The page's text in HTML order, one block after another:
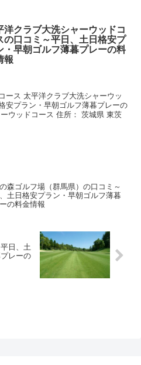
洋クラブ大洗シャーウッドコ
の口コミ～平日、土日格安プ
・早朝ゴルフ薄暮プレーの料
報
ース 太平洋クラブ大洗シャーウッ
安プラン・早朝ゴルフ薄暮プレーの
ウッドコース 住所： 茨城県 東茨
森ゴルフ場（群馬県）の口コミ～
土日格安プラン・早朝ゴルフ薄暮
の料金情報
日、土
レーの